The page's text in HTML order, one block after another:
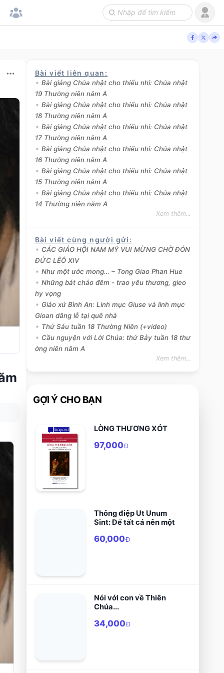
Bài viết liên quan :
Bài giảng Chúa nhật cho thiếu nhi: Chúa nhật
19 Thường niên năm A
Bài giảng Chúa nhật cho thiếu nhi: Chúa nhật
18 Thường niên năm A
Bài giảng Chúa nhật cho thiếu nhi: Chúa nhật
17 Thường niên năm A
Bài giảng Chúa nhật cho thiếu nhi: Chúa nhật
16 Thường niên năm A
Bài giảng Chúa nhật cho thiếu nhi: Chúa nhật
15 Thường niên năm A
Bài giảng Chúa nhật cho thiếu nhi: Chúa nhật
14 Thường niên năm A
Xem thêm...
Bài viết cùng người gửi :
CÁC GIÁO HỘI NAM MỸ VUI MỪNG CHỜ ĐÓN
ĐỨC LÊÔ XIV
Như một ước mong… – Tong Giao Phan Hue
Những bát cháo đêm - trao yêu thương, gieo
hy vọng
Giáo xứ Bình An: Linh mục Giuse và linh mục
Gioan dâng lễ tại quê nhà
Thứ Sáu tuần 18 Thường Niên (+video)
Cầu nguyện với Lời Chúa: thứ Bảy tuần 18 thư
ờng niên năm A
Xem thêm...
GỢI Ý CHO BẠN
LÒNG THƯƠNG XÓT
97,000Đ
Thông điệp Ut Unum
Sint: Để tất cả nên một
60,000Đ
Nói với con về Thiên
Chúa...
34,000Đ